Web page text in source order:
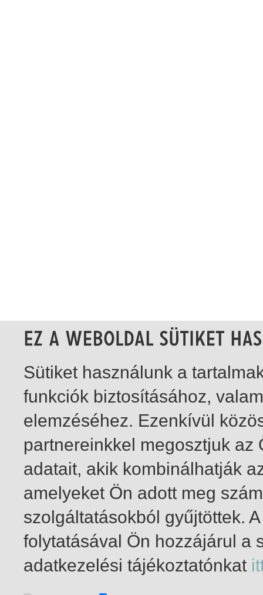
1-1 / insgesamt 1 Treffer
Sütiket használunk a
funkciók biztosításához,
elemzéséhez. Ezenkívül
partnereinkkel megosztjuk
adatait, akik kombinálhatják
amelyeket Ön adott meg
szolgáltatásokból gyűjtöttek.
folytatásával Ön hozzájárul a
adatkezelési tájékoztatónkat